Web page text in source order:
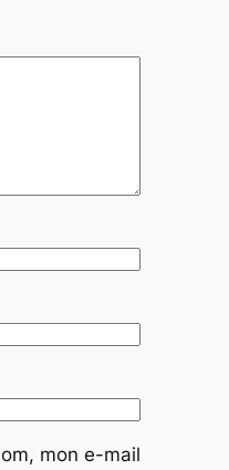
mon e-mail